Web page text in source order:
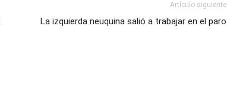
Artículo siguiente
La izquierda neuquina salió a trabajar en el paro